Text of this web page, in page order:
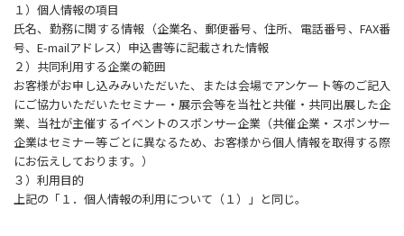
１）個人情報の項目
氏名、勤務に関する情報（企業名、郵便番号、住所、電話番号、FAX番
号、E-mailアドレス）申込書等に記載された情報
２）共同利用する企業の範囲
お客様がお申し込みみいただいた、または会場でアンケート等のご記入
にご協力いただいたセミナー・展示会等を当社と共催・共同出展した企
業、当社が主催するイベントのスポンサー企業（共催企業・スポンサー
企業はセミナー等ごとに異なるため、お客様から個人情報を取得する際
にお伝えしております。）
３）利用目的
上記の「１．個人情報の利用について（１）」と同じ。